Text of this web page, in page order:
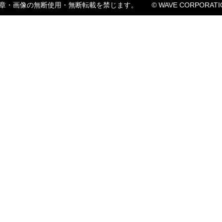
・画像の無断使用・無断転載を禁じます。 © WAVE